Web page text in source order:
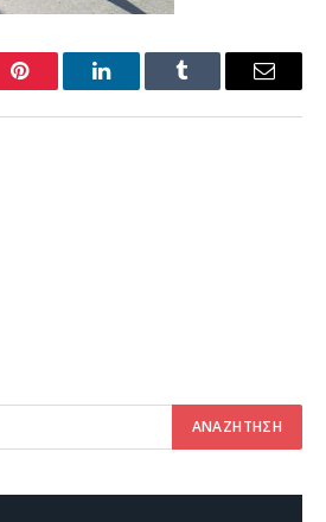
Pinterest LinkedInTumblr Email